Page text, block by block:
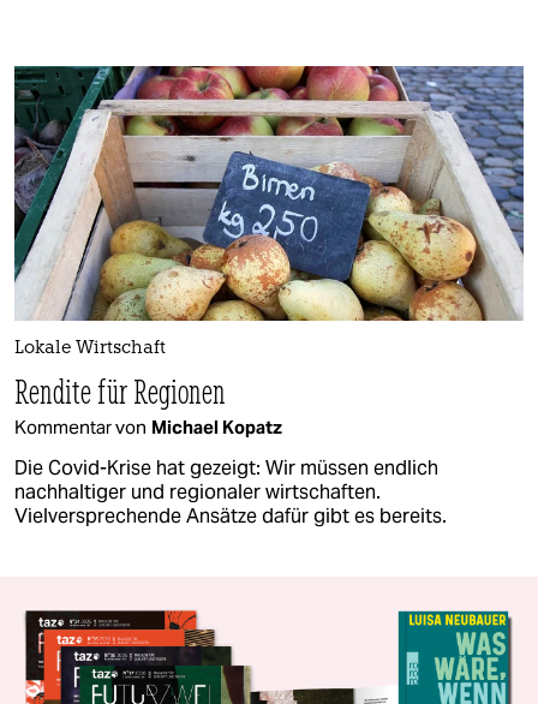
Lokale Wirtschaft
Rendite für Regionen
Kommentar von Michael Kopatz
Die Covid-Krise hat gezeigt: Wir müssen endlich
nachhaltiger und regionaler wirtschaften.
Vielversprechende Ansätze dafür gibt es bereits.